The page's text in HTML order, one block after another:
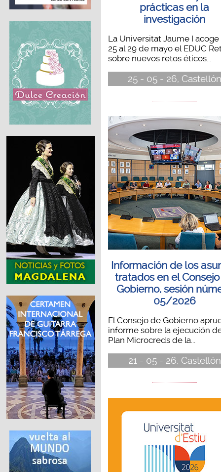
prácticas en la
investigación
La Universitat Jaume I
25 al 29 de mayo el EDUC
sobre nuevos retos éticos...
25 - 05 - 26, Castellón
Información de los
tratados en el
Gobierno, sesión
05/2026
El Consejo de Gobierno
informe sobre la ejecución
Plan Microcreds de la...
21 - 05 - 26, Castellón